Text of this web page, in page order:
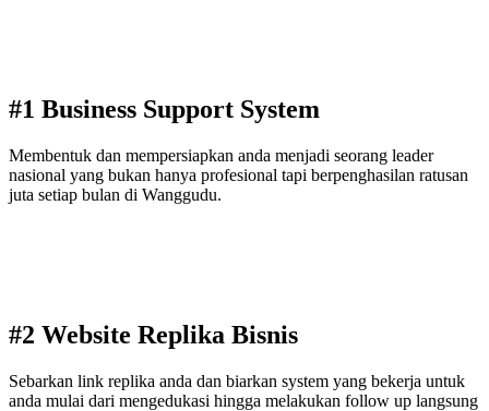
#1 Business Support System
Membentuk dan mempersiapkan anda menjadi seorang leader
nasional yang bukan hanya profesional tapi berpenghasilan ratusan
juta setiap bulan di Wanggudu.
#2 Website Replika Bisnis
Sebarkan link replika anda dan biarkan system yang bekerja untuk
anda mulai dari mengedukasi hingga melakukan follow up langsung